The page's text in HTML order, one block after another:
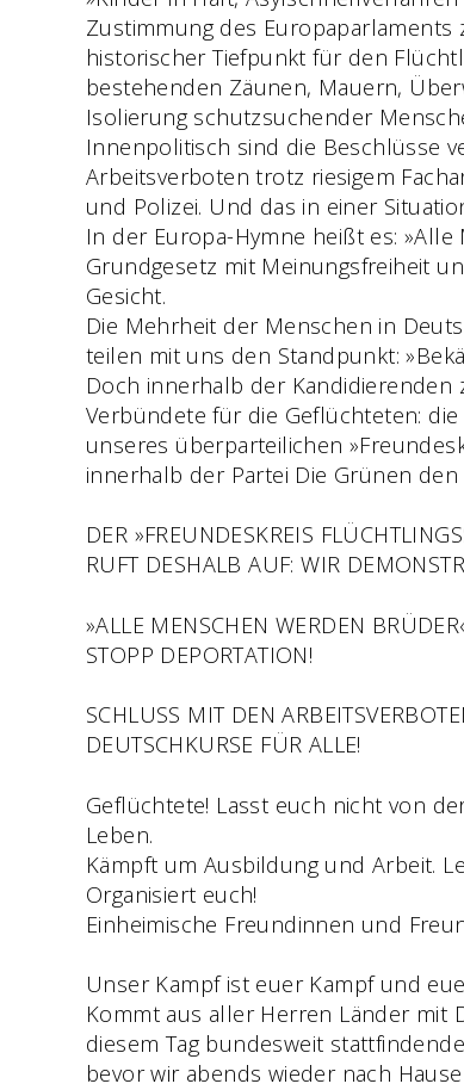
Zustimmung des Europaparlaments
historischer Tiefpunkt für den
bestehenden Zäunen, Mauern,
Isolierung schutzsuchender
Innenpolitisch sind die Beschlüsse
Arbeitsverboten trotz riesigem
und Polizei. Und das in einer
In der Europa-Hymne heißt es:
Grundgesetz mit Meinungsfreiheit
Gesicht.
Die Mehrheit der Menschen in
teilen mit uns den Standpunkt:
Doch innerhalb der Kandidierenden
Verbündete für die Geflüchteten: die
unseres überparteilichen
innerhalb der Partei Die Grünen
DER »FREUNDESKREIS
RUFT DESHALB AUF: WIR
»ALLE MENSCHEN WERDEN
STOPP DEPORTATION!
SCHLUSS MIT DEN
DEUTSCHKURSE FÜR ALLE!
Geflüchtete! Lasst euch nicht von
Leben.
Kämpft um Ausbildung und Arbeit.
Organisiert euch!
Einheimische Freundinnen und
Unser Kampf ist euer Kampf und
Kommt aus aller Herren Länder mit
diesem Tag bundesweit
bevor wir abends wieder nach